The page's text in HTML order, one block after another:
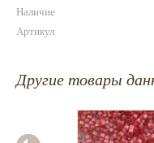
Наличие
Артикул
Другие товары